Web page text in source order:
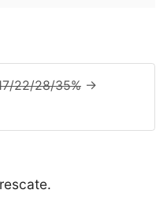
22/28/35% ->